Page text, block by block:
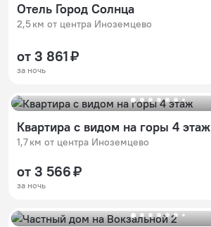
Отель Город Солнца
2,5 км от центра Иноземцево
от 3 861 ₽
за ночь
Квартира с видом на горы 4 этаж
1,7 км от центра Иноземцево
от 3 566 ₽
за ночь